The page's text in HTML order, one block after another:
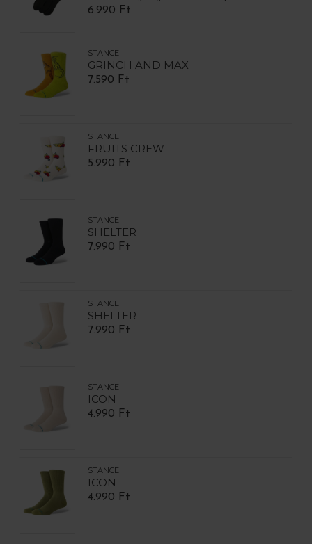
6.990 Ft
STANCE
GRINCH AND MAX
7.590 Ft
STANCE
FRUITS CREW
5.990 Ft
STANCE
SHELTER
7.990 Ft
STANCE
SHELTER
7.990 Ft
STANCE
ICON
4.990 Ft
STANCE
ICON
4.990 Ft